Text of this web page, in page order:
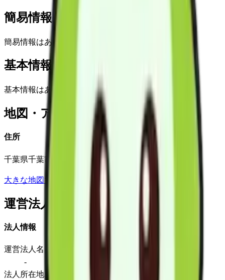
簡易情報
簡易情報はありません
基本情報(詳細)
基本情報はありません
地図・アクセス
住所
千葉県千葉市稲毛区柏台1-5-105号
大きな地図で見る
運営法人
法人情報
運営法人名
-
法人所在地